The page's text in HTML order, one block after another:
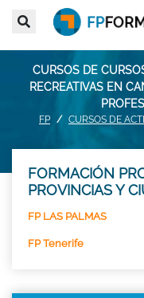
CURSOS DE
RECREATIVAS EN
FP
CURSOS DE
FORMACIÓN
PROVINCIAS Y
FP LAS PALMAS
FP Tenerife